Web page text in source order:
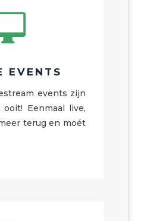
EVENTS
events zijn
Eenmaal live,
terug en moét